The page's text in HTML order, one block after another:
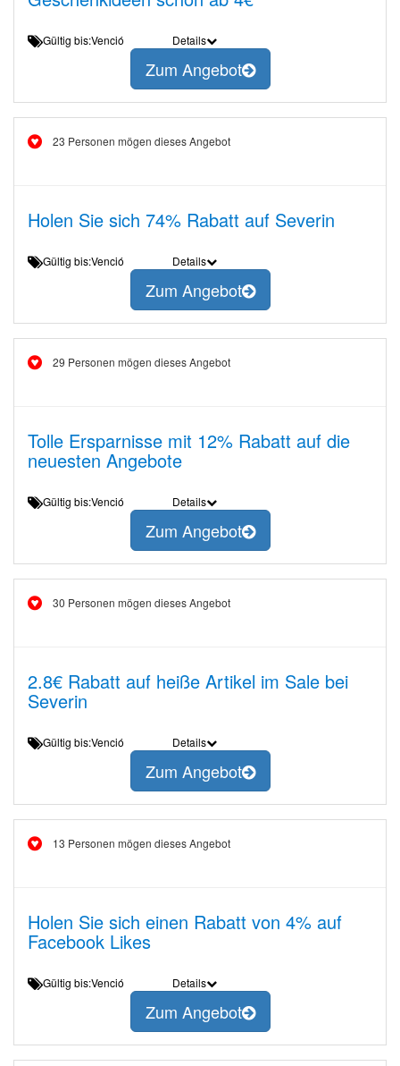
Gültig bis:Venció Details
Zum Angebot
23 Personen mögen dieses Angebot
Holen Sie sich 74% Rabatt auf Severin
Gültig bis:Venció Details
Zum Angebot
29 Personen mögen dieses Angebot
Tolle Ersparnisse mit 12% Rabatt auf die
neuesten Angebote
Gültig bis:Venció Details
Zum Angebot
30 Personen mögen dieses Angebot
2.8€ Rabatt auf heiße Artikel im Sale bei
Severin
Gültig bis:Venció Details
Zum Angebot
13 Personen mögen dieses Angebot
Holen Sie sich einen Rabatt von 4% auf
Facebook Likes
Gültig bis:Venció Details
Zum Angebot